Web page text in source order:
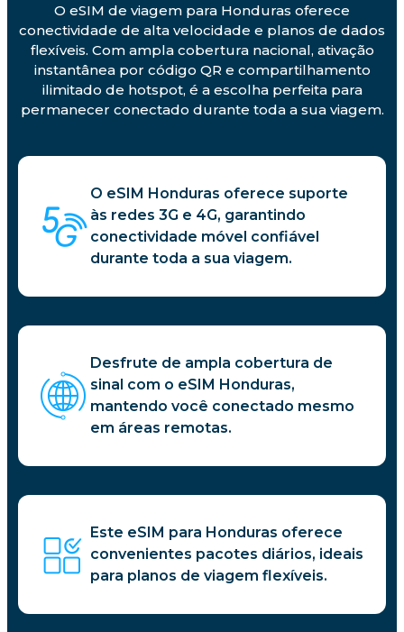
O eSIM de viagem para Honduras oferece
conectividade de alta velocidade e planos de dados
flexíveis. Com ampla cobertura nacional, ativação
instantânea por código QR e compartilhamento
ilimitado de hotspot, é a escolha perfeita para
permanecer conectado durante toda a sua viagem.
O eSIM Honduras oferece suporte
às redes 3G e 4G, garantindo
conectividade móvel confiável
durante toda a sua viagem.
Desfrute de ampla cobertura de
sinal com o eSIM Honduras,
mantendo você conectado mesmo
em áreas remotas.
Este eSIM para Honduras oferece
convenientes pacotes diários, ideais
para planos de viagem flexíveis.